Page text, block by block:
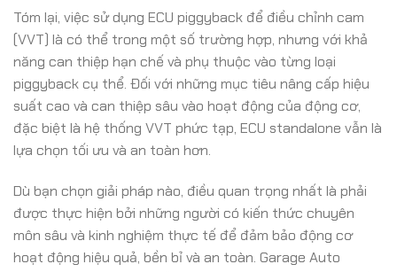
Tóm lại, việc sử dụng ECU piggyback để điều chỉnh cam
(VVT) là có thể trong một số trường hợp, nhưng với khả
năng can thiệp hạn chế và phụ thuộc vào từng loại
piggyback cụ thể. Đối với những mục tiêu nâng cấp hiệu
suất cao và can thiệp sâu vào hoạt động của động cơ,
đặc biệt là hệ thống VVT phức tạp, ECU standalone vẫn là
lựa chọn tối ưu và an toàn hơn.
Dù bạn chọn giải pháp nào, điều quan trọng nhất là phải
được thực hiện bởi những người có kiến thức chuyên
môn sâu và kinh nghiệm thực tế để đảm bảo động cơ
hoạt động hiệu quả, bền bỉ và an toàn. Garage Auto